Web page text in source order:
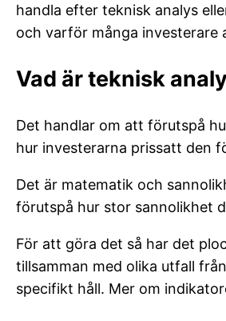
handla efter teknisk analys
och varför många investerare
Vad är teknisk
Det handlar om att förutspå
hur investerarna prissatt den
Det är matematik och
förutspå hur stor sannolikhet
För att göra det så har det
tillsamman med olika utfall
specifikt håll. Mer om